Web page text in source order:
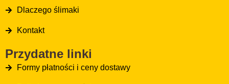
Dlaczego ślimaki
Kontakt
Przydatne linki
Formy płatności i ceny dostawy